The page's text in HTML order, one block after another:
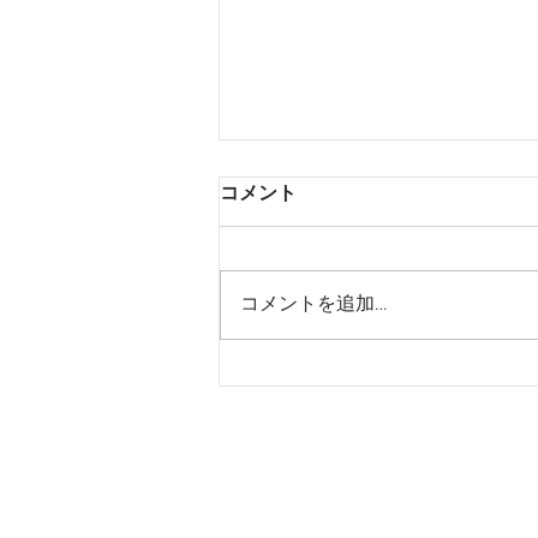
2023年
コメント
コメントを追加…